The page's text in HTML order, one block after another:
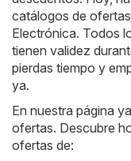
catálogos de
Electrónica. Todos
tienen validez
pierdas tiempo y
ya.
En nuestra página
ofertas. Descubre
ofertas de: